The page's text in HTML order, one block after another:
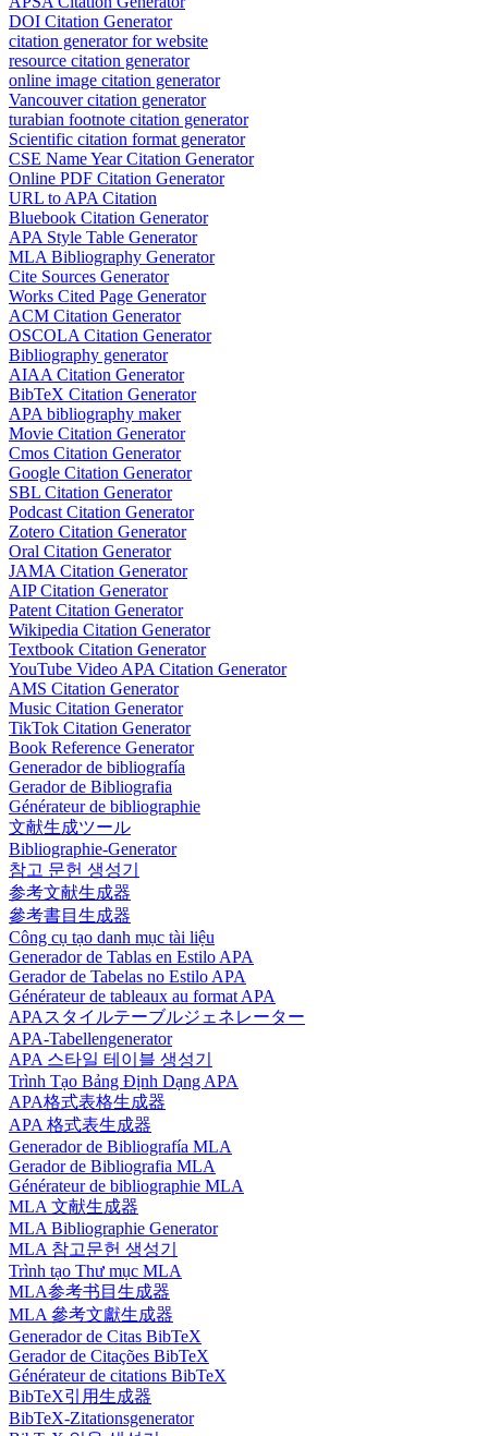
DOI Citation Generator
citation generator for website
resource citation generator
online image citation generator
Vancouver citation generator
turabian footnote citation generator
Scientific citation format generator
CSE Name Year Citation Generator
Online PDF Citation Generator
URL to APA Citation
Bluebook Citation Generator
APA Style Table Generator
MLA Bibliography Generator
Cite Sources Generator
Works Cited Page Generator
ACM Citation Generator
OSCOLA Citation Generator
Bibliography generator
AIAA Citation Generator
BibTeX Citation Generator
APA bibliography maker
Movie Citation Generator
Cmos Citation Generator
Google Citation Generator
SBL Citation Generator
Podcast Citation Generator
Zotero Citation Generator
Oral Citation Generator
JAMA Citation Generator
AIP Citation Generator
Patent Citation Generator
Wikipedia Citation Generator
Textbook Citation Generator
YouTube Video APA Citation Generator
AMS Citation Generator
Music Citation Generator
TikTok Citation Generator
Book Reference Generator
Generador de bibliografía
Gerador de Bibliografia
Générateur de bibliographie
文献生成ツール
Bibliographie-Generator
참고 문헌 생성기
参考文献生成器
參考書目生成器
Công cụ tạo danh mục tài liệu
Generador de Tablas en Estilo APA
Gerador de Tabelas no Estilo APA
Générateur de tableaux au format APA
APAスタイルテーブルジェネレーター
APA-Tabellengenerator
APA 스타일 테이블 생성기
Trình Tạo Bảng Định Dạng APA
APA格式表格生成器
APA 格式表生成器
Generador de Bibliografía MLA
Gerador de Bibliografia MLA
Générateur de bibliographie MLA
MLA 文献生成器
MLA Bibliographie Generator
MLA 참고문헌 생성기
Trình tạo Thư mục MLA
MLA参考书目生成器
MLA 參考文獻生成器
Generador de Citas BibTeX
Gerador de Citações BibTeX
Générateur de citations BibTeX
BibTeX引用生成器
BibTeX-Zitationsgenerator